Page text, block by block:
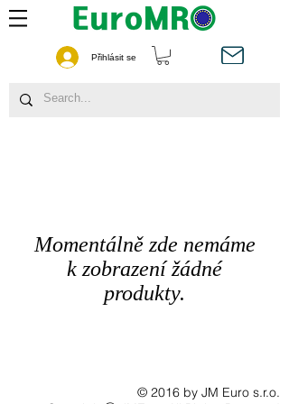
Přihlásit se
Momentálně zde nemáme
k zobrazení žádné
produkty.
© 2016 by JM Euro s.r.o.